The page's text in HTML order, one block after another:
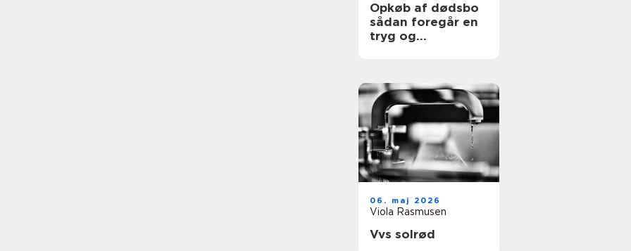
Opkøb af dødsbo
sådan foregår en
tryg og
06. maj 2026
Viola Rasmusen
Vvs solrød